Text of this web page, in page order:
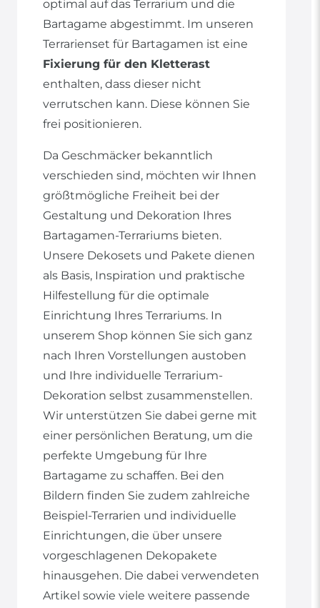
optimal auf das Terrarium und die
Bartagame abgestimmt. Im unseren
Terrarienset für Bartagamen ist eine
Fixierung für den Kletterast
enthalten, dass dieser nicht
verrutschen kann. Diese können Sie
frei positionieren.
Da Geschmäcker bekanntlich
verschieden sind, möchten wir Ihnen
größtmögliche Freiheit bei der
Gestaltung und Dekoration Ihres
Bartagamen-Terrariums bieten.
Unsere Dekosets und Pakete dienen
als Basis, Inspiration und praktische
Hilfestellung für die optimale
Einrichtung Ihres Terrariums. In
unserem Shop können Sie sich ganz
nach Ihren Vorstellungen austoben
und Ihre individuelle Terrarium-
Dekoration selbst zusammenstellen.
Wir unterstützen Sie dabei gerne mit
einer persönlichen Beratung, um die
perfekte Umgebung für Ihre
Bartagame zu schaffen. Bei den
Bildern finden Sie zudem zahlreiche
Beispiel-Terrarien und individuelle
Einrichtungen, die über unsere
vorgeschlagenen Dekopakete
hinausgehen. Die dabei verwendeten
Artikel sowie viele weitere passende